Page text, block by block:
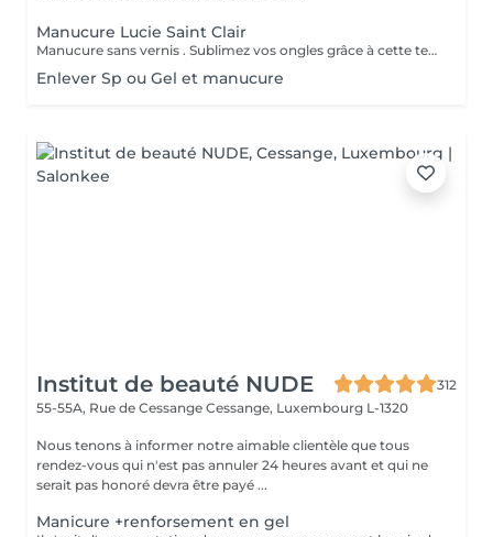
Manucure Lucie Saint Clair
Manucure sans vernis . Sublimez vos ongles grâce à cette technique naturelle qui comprend une mise en forme, une élimination tout en douceur de la cuticule. Les ongles retrouvent leur éclat naturel . Manucure avec vernis. Sublimez vos ongles grâce à cette technique naturelle qui comprend une mise en forme, une élimination tout en douceur de la cuticule. Finition complète et impeccable grâce a la pose de vernis.
Enlever Sp ou Gel et manucure
Institut de beauté NUDE
312
55-55A, Rue de Cessange Cessange, Luxembourg L-1320
Nous tenons à informer notre aimable clientèle que tous
rendez-vous qui n'est pas annuler 24 heures avant et qui ne
serait pas honoré devra être payé ...
Manicure +renforsement en gel